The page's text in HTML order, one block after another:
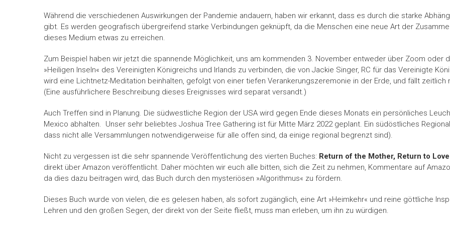
Während die verschiedenen Auswirkungen der Pandemie andauern, haben wir erkannt, dass es durch die starke
gibt. Es werden geografisch übergreifend starke Verbindungen geknüpft, da die Menschen eine neue Art der
dieses Medium etwas zu erreichen.
Zum Beispiel haben wir jetzt die spannende Möglichkeit, uns am kommenden 3. November entweder über Zoom oder
»Heiligen Inseln« des Vereinigten Königreichs und Irlands zu verbinden, die von Jackie Singer, RC für das Vereinigte
wird eine Lichtnetz-Meditation beinhalten, gefolgt von einer tiefen Verankerungszeremonie in der Erde, und fällt zeitlich
(Eine ausführlichere Beschreibung dieses Ereignisses wird separat versandt.)
Auch Treffen sind in Planung. Die südwestliche Region der USA wird gegen Ende dieses Monats ein persönliches
Mexico abhalten. Unser sehr beliebtes Joshua Tree Gathering ist für Mitte März 2022 geplant. Ein südöstliches
dass nicht alle Versammlungen notwendigerweise für alle offen sind, da einige regional begrenzt sind).
Nicht zu vergessen ist die sehr spannende Veröffentlichung des vierten Buches: Return of the Mother, Return to Love
direkt über Amazon veröffentlicht. Daher möchten wir euch alle bitten, sich die Zeit zu nehmen, Kommentare auf
da dies dazu beitragen wird, das Buch durch den mysteriösen »Algorithmus« zu fördern.
Dieses Buch wurde von vielen, die es gelesen haben, als sofort zugänglich, eine Art »Heimkehr« und reine göttliche
Lehren und den großen Segen, der direkt von der Seite fließt, muss man erleben, um ihn zu würdigen.